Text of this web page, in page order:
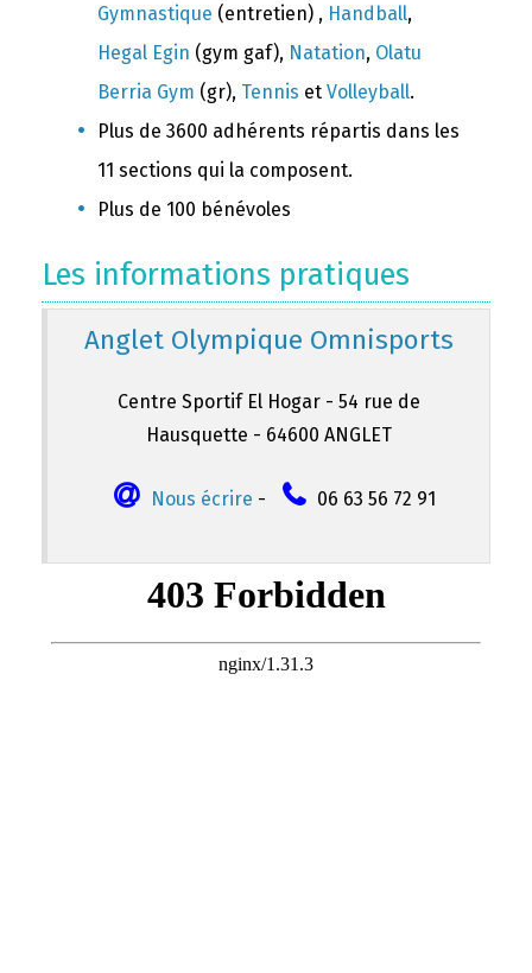
Gymnastique (entretien) , Handball,
Hegal Egin (gym gaf), Natation, Olatu
Berria Gym (gr), Tennis et Volleyball.
Plus de 3600 adhérents répartis dans les
11 sections qui la composent.
Plus de 100 bénévoles
Les informations pratiques
Anglet Olympique Omnisports
Centre Sportif El Hogar - 54 rue de
Hausquette - 64600 ANGLET
Nous écrire - 06 63 56 72 91